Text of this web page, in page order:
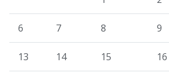
6 7 8 9
13 14 15 16